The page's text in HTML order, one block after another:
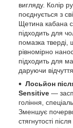
вигляду. Колір
поєднується з
Щетина кабана
підходить для
помазка тверді,
рівномірно
підходить для
даруючи відчуття
Лосьйон
Sensitive —
гоління,
Зменшує
стягнутості